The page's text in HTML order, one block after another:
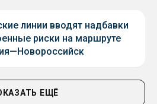
линии вводят надбавки
риски на маршруте
ЕЩЁ